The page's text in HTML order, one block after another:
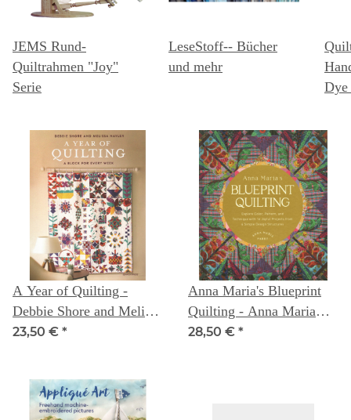
JEMS Rund-
Quiltrahmen "Joy"
Serie
LeseStoff-- Bücher
und mehr
Dye
A Year of Quilting -
Debbie Shore and Melissa
Nayler
23,50 € *
Anna Maria's Blueprint
Quilting - Anna Maria
Parry
28,50 € *